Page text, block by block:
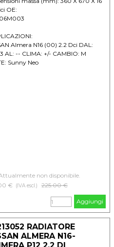
OE:
Almera N16 (00) 2.2 Dci DAL:
AL: -- CLIMA: +/- CAMBIO: M
Sunny Neo
non disponibile.
€
(IVA escl.) Prezzo senza sconto
225.00 €
Aggiungi
RADIATORE
ALMERA N16-